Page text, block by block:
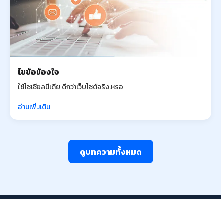
ไขข้อข้องใจ
ใช้โซเชียลมีเดีย ดีกว่าเว็บไซต์จริงเหรอ
อ่านเพิ่มเติม
ดูบทความทั้งหมด